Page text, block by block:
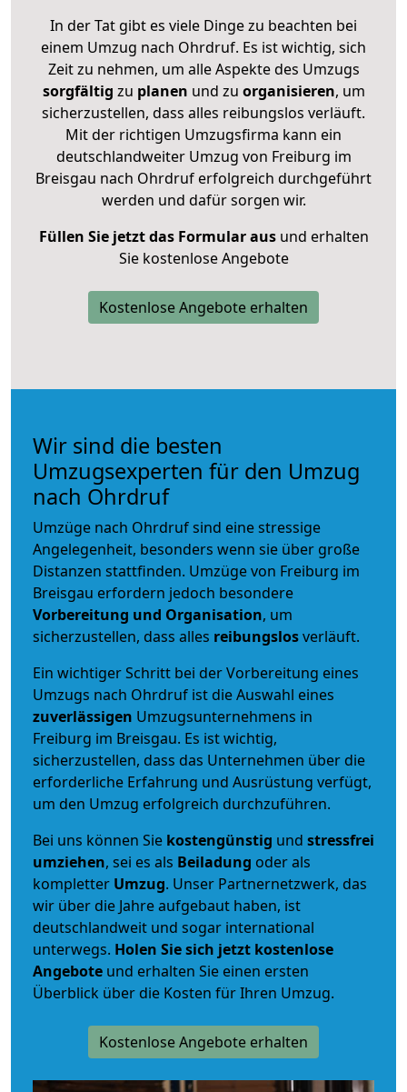
In der Tat gibt es viele Dinge zu beachten bei
einem Umzug nach Ohrdruf. Es ist wichtig, sich
Zeit zu nehmen, um alle Aspekte des Umzugs
sorgfältig zu planen und zu organisieren, um
sicherzustellen, dass alles reibungslos verläuft.
Mit der richtigen Umzugsfirma kann ein
deutschlandweiter Umzug von Freiburg im
Breisgau nach Ohrdruf erfolgreich durchgeführt
werden und dafür sorgen wir.
Füllen Sie jetzt das Formular ausund erhalten
Sie kostenlose Angebote
Kostenlose Angebote erhalten
Wir sind die besten
Umzugsexperten für den Umzug
nach Ohrdruf
Umzüge nach Ohrdruf sind eine stressige
Angelegenheit, besonders wenn sie über große
Distanzen stattfinden. Umzüge von Freiburg im
Breisgau erfordern jedoch besondere
Vorbereitung und Organisation, um
sicherzustellen, dass alles reibungslosverläuft.
Ein wichtiger Schritt bei der Vorbereitung eines
Umzugs nach Ohrdruf ist die Auswahl eines
zuverlässigen Umzugsunternehmens in
Freiburg im Breisgau. Es ist wichtig,
sicherzustellen, dass das Unternehmen über die
erforderliche Erfahrung und Ausrüstung verfügt,
um den Umzug erfolgreich durchzuführen.
Bei uns können Sie kostengünstig und stressfrei
umziehen, sei es als Beiladung oder als
kompletter Umzug. Unser Partnernetzwerk, das
wir über die Jahre aufgebaut haben, ist
deutschlandweit und sogar international
unterwegs. Holen Sie sich jetzt kostenlose
Angebote und erhalten Sie einen ersten
Überblick über die Kosten für Ihren Umzug.
Kostenlose Angebote erhalten